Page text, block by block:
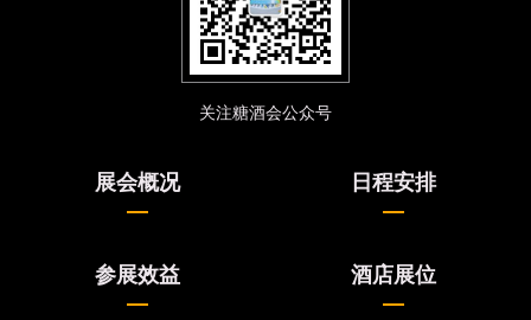
关注糖酒会公众号
展会概况 日程安排
参展效益 酒店展位